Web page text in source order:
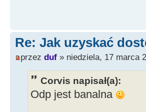
Re: Jak uzyskać
przez duf » niedziela, 17 marca
Corvis napisał(a):
Odp jest banalna